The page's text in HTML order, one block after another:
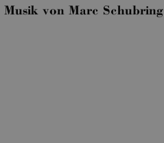
von Marc Schubring